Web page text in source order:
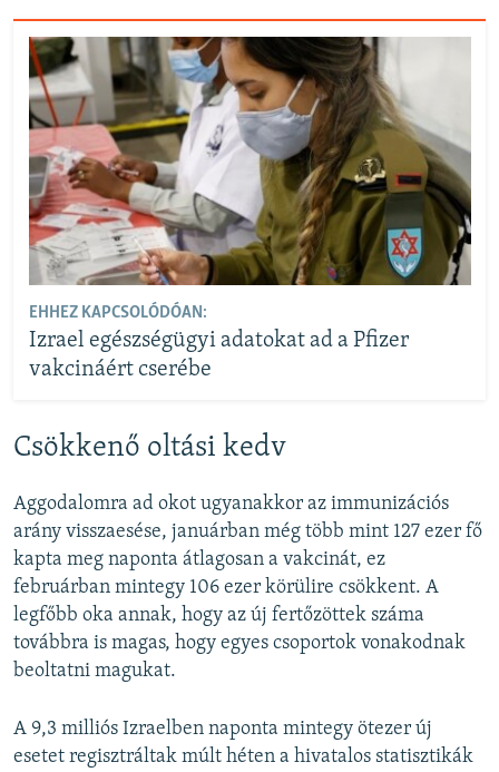
EHHEZ KAPCSOLÓDÓAN:
Izrael egészségügyi adatokat ad a Pfizer
vakcináért cserébe
Csökkenő oltási kedv
Aggodalomra ad okot ugyanakkor az immunizációs
arány visszaesése, januárban még több mint 127 ezer fő
kapta meg naponta átlagosan a vakcinát, ez
februárban mintegy 106 ezer körülire csökkent. A
legfőbb oka annak, hogy az új fertőzöttek száma
továbbra is magas, hogy egyes csoportok vonakodnak
beoltatni magukat.
A 9,3 milliós Izraelben naponta mintegy ötezer új
esetet regisztráltak múlt héten a hivatalos statisztikák